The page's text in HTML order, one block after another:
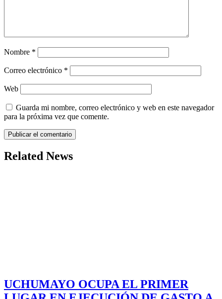
Nombre *
Correo electrónico *
Web
Guarda mi nombre, correo electrónico y web en este navegador
para la próxima vez que comente.
Related News
UCHUMAYO OCUPA EL PRIMER